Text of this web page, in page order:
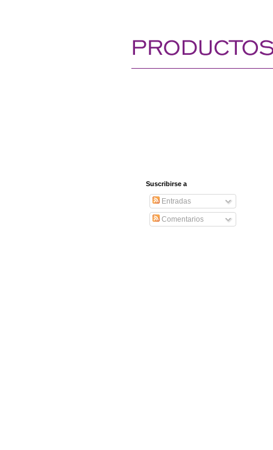
Suscribirse a
Entradas
Comentarios